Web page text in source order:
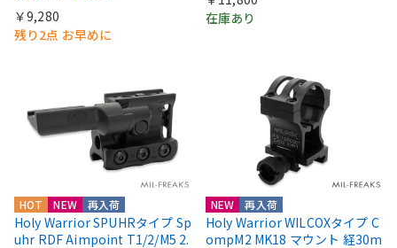
￥9,280
残り2点 お早めに
在庫あり
HOT NEW 再入荷
Holy Warrior SPUHRタイプ Sp
uhr RDF Aimpoint T1/2/M5 2.
NEW 再入荷
Holy Warrior WILCOXタイプ C
ompM2 MK18 マウント 経30m